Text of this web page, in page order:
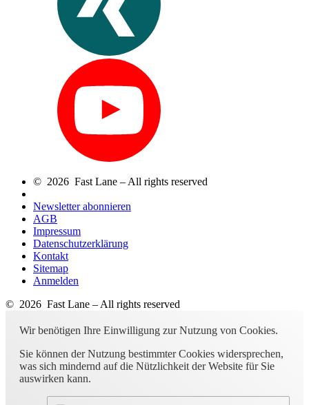
© 2026 Fast Lane – All rights reserved
Newsletter abonnieren
AGB
Impressum
Datenschutzerklärung
Kontakt
Sitemap
Anmelden
© 2026 Fast Lane – All rights reserved
Wir benötigen Ihre Einwilligung zur Nutzung von Cookies.
Sie können der Nutzung bestimmter Cookies widersprechen,
was sich mindernd auf die Nützlichkeit der Website für Sie
auswirken kann.